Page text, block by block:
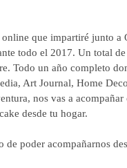
que impartiré junto
todo el 2017. Un total
Todo un año completo
Art Journal, Home
nos vas a
desde tu hogar.
de poder acompañarnos